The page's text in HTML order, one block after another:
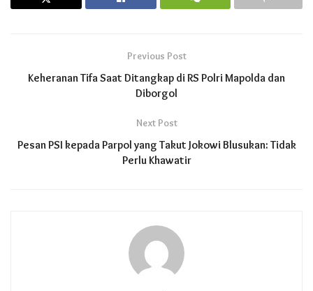
Previous Post
Keheranan Tifa Saat Ditangkap di RS Polri Mapolda dan
Diborgol
Next Post
Pesan PSI kepada Parpol yang Takut Jokowi Blusukan: Tidak
Perlu Khawatir